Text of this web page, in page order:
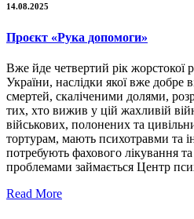
14.08.2025
Проєкт «Рука допомоги»
Вже йде четвертий рік жорстокої
України, наслідки якої вже добре
смертей, скаліченими долями,
тих, хто вижив у цій жахливій
військових, полонених та
тортурам, мають психотравми та
потребують фахового лікування
проблемами займається Центр
Read More